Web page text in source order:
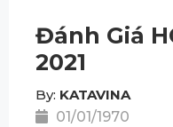
Đánh Giá
2021
By: KATAVINA
01/01/1970